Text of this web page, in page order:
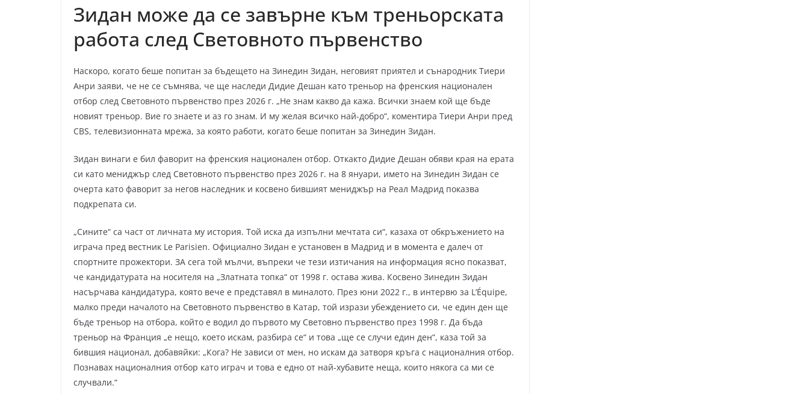
Зидан може да се завърне към треньорската
работа след Световното първенство
Наскоро, когато беше попитан за бъдещето на Зинедин Зидан, неговият приятел и сънародник Тиери
Анри заяви, че не се съмнява, че ще наследи Дидие Дешан като треньор на френския национален
отбор след Световното първенство през 2026 г. „Не знам какво да кажа. Всички знаем кой ще бъде
новият треньор. Вие го знаете и аз го знам. И му желая всичко най-добро“, коментира Тиери Анри пред
CBS, телевизионната мрежа, за която работи, когато беше попитан за Зинедин Зидан.
Зидан винаги е бил фаворит на френския национален отбор. Откакто Дидие Дешан обяви края на ерата
си като мениджър след Световното първенство през 2026 г. на 8 януари, името на Зинедин Зидан се
очерта като фаворит за негов наследник и косвено бившият мениджър на Реал Мадрид показва
подкрепата си.
„Сините“ са част от личната му история. Той иска да изпълни мечтата си“, казаха от обкръжението на
играча пред вестник Le Parisien. Официално Зидан е установен в Мадрид и в момента е далеч от
спортните прожектори. ЗА сега той мълчи, въпреки че тези изтичания на информация ясно показват,
че кандидатурата на носителя на „Златната топка“ от 1998 г. остава жива. Косвено Зинедин Зидан
насърчава кандидатура, която вече е представял в миналото. През юни 2022 г., в интервю за L’Équipe,
малко преди началото на Световното първенство в Катар, той изрази убеждението си, че един ден ще
бъде треньор на отбора, който е водил до първото му Световно първенство през 1998 г. Да бъда
треньор на Франция „е нещо, което искам, разбира се“ и това „ще се случи един ден“, каза той за
бившия национал, добавяйки: „Кога? Не зависи от мен, но искам да затворя кръга с националния отбор.
Познавах националния отбор като играч и това е едно от най-хубавите неща, които някога са ми се
случвали.“